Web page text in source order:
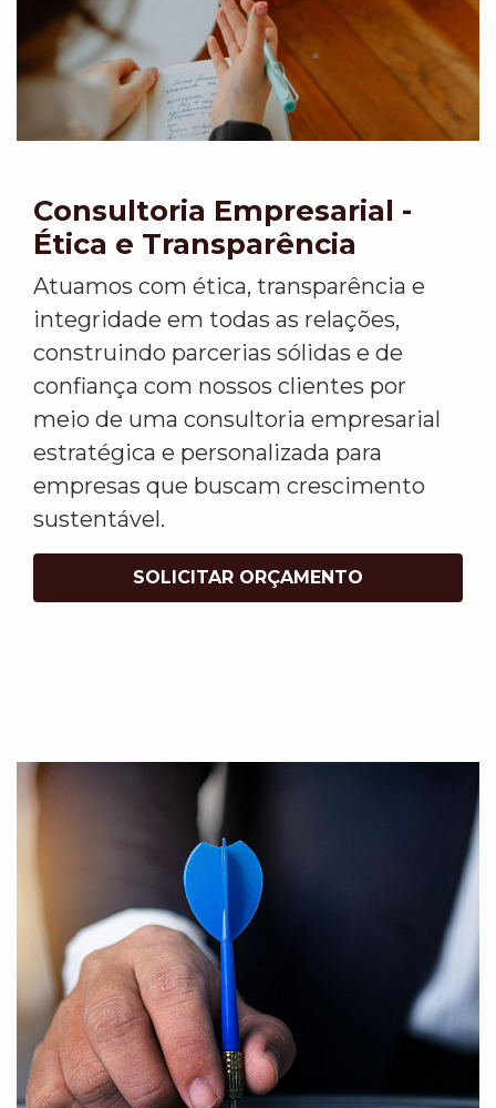
Consultoria Empresarial -
Ética e Transparência
Atuamos com ética, transparência e
integridade em todas as relações,
construindo parcerias sólidas e de
confiança com nossos clientes por
meio de uma consultoria empresarial
estratégica e personalizada para
empresas que buscam crescimento
sustentável.
SOLICITAR ORÇAMENTO